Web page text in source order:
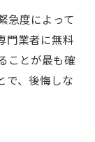
急度によって
門業者に無料
ことが最も確
で、後悔しな